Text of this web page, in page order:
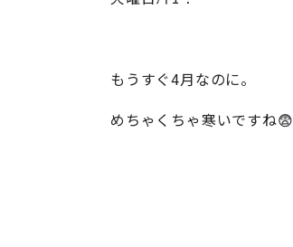
もうすぐ4月なのに。
めちゃくちゃ寒いですね😨